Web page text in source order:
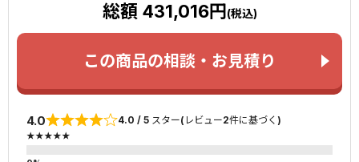
総額 431,016円 (税込)
この商品の相談・お見積り
4.0 4.0 / 5 スター(レビュー2件に基づく)
★★★★★